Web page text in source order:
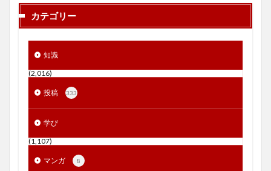
カテゴリー
知識
(2,016)
投稿 333
学び
(1,107)
マンガ 8